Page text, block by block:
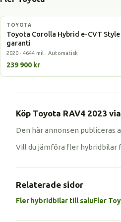
Hybrid
TOYOTA
Toyota Corolla Hybrid e-CVT
garanti
2020 · 4644 mil · Automatisk
239 900 kr
Köp Toyota RAV4 2023
Den här annonsen publiceras
Vill du jämföra fler hybridbilar
Relaterade sidor
Fler hybridbilar till saluFler